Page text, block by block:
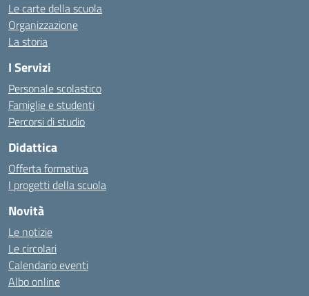
Le carte della scuola
Organizzazione
La storia
I Servizi
Personale scolastico
Famiglie e studenti
Percorsi di studio
Didattica
Offerta formativa
I progetti della scuola
Novità
Le notizie
Le circolari
Calendario eventi
Albo online